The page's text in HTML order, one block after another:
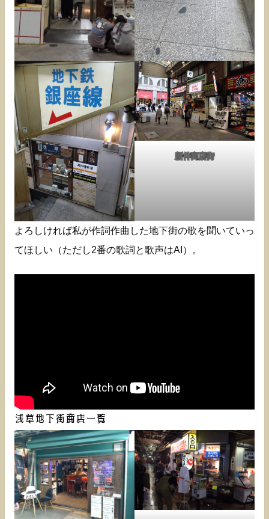
新仲商店街
よろしければ私が作詞作曲した地下街の歌を聞いていっ
てほしい（ただし2番の歌詞と歌声はAI）。
浅草地下街商店一覧